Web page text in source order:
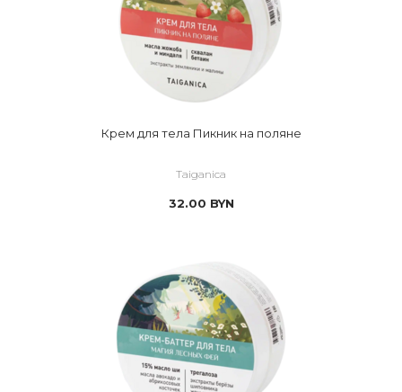
Крем для тела Пикник на поляне
Taiganica
32.00 BYN